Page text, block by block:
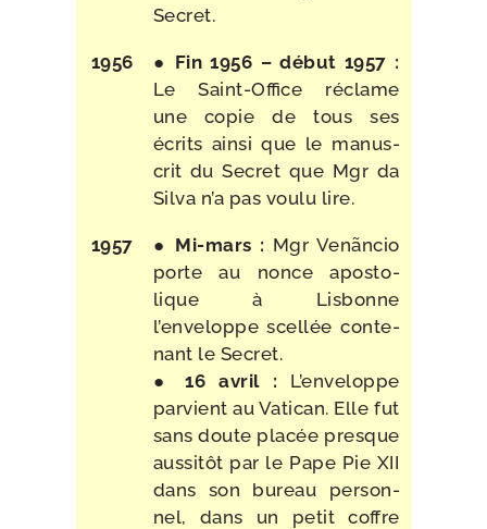
Secret.
1956 ● Fin 1956 – début 1957 :
Le Saint-​Office réclame
une copie de tous ses
écrits ain­si que le manus­
crit du Secret que Mgr da
Silva n’a pas vou­lu lire.
1957 ● Mi-​mars : Mgr Venãncio
porte au nonce apos­to­
lique à Lisbonne
l’enveloppe scel­lée conte­
nant le Secret.
●16 avril : L’enveloppe
par­vient au Vatican. Elle fut
sans doute pla­cée presque
aus­si­tôt par le Pape Pie XII
dans son bureau per­son­
nel, dans un petit coffre